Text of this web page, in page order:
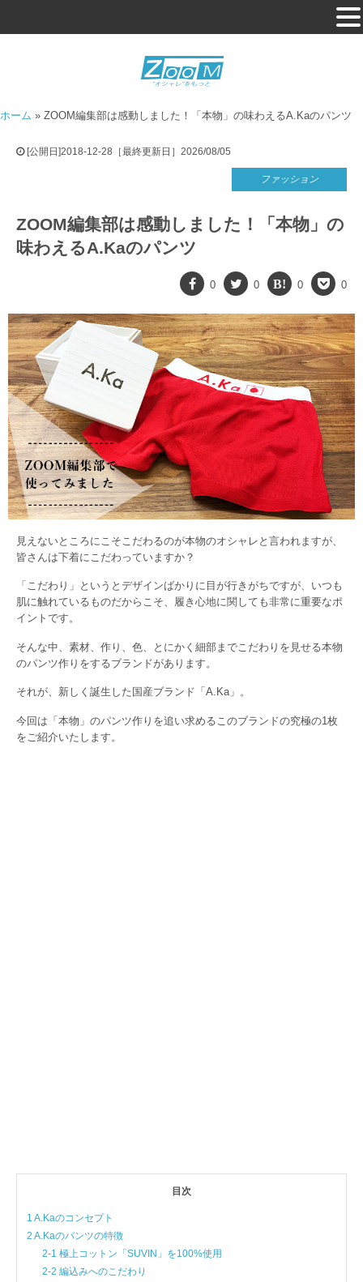
ホーム » ZOOM編集部は感動しました！「本物」の味わえるA.Kaのパンツ
[公開日]2018-12-28［最終更新日］2026/08/05
ファッション
ZOOM編集部は感動しました！「本物」の
味わえるA.Kaのパンツ
0 0 0 0
見えないところにこそこだわるのが本物のオシャレと言われますが、
皆さんは下着にこだわっていますか？
「こだわり」というとデザインばかりに目が行きがちですが、いつも
肌に触れているものだからこそ、履き心地に関しても非常に重要なポ
イントです。
そんな中、素材、作り、色、とにかく細部までこだわりを見せる本物
のパンツ作りをするブランドがあります。
それが、新しく誕生した国産ブランド「A.Ka」。
今回は「本物」のパンツ作りを追い求めるこのブランドの究極の1枚
をご紹介いたします。
目次
1 A.Kaのコンセプト
2 A.Kaのパンツの特徴
2-1 極上コットン「SUVIN」を100%使用
2-2 編込みへのこだわり